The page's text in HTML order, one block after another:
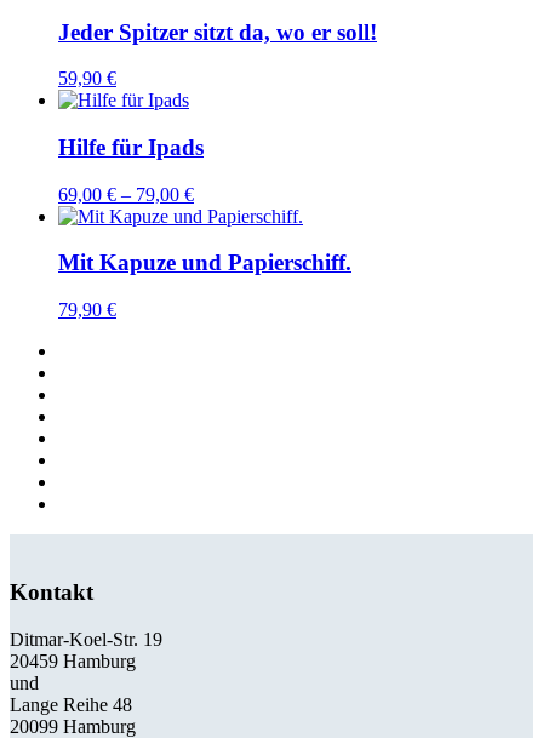
Jeder Spitzer sitzt da, wo er soll!
59,90 €
Hilfe für Ipads
69,00 € – 79,00 €
Mit Kapuze und Papierschiff.
79,90 €
Kontakt
Ditmar-Koel-Str. 19
20459 Hamburg
und
Lange Reihe 48
20099 Hamburg